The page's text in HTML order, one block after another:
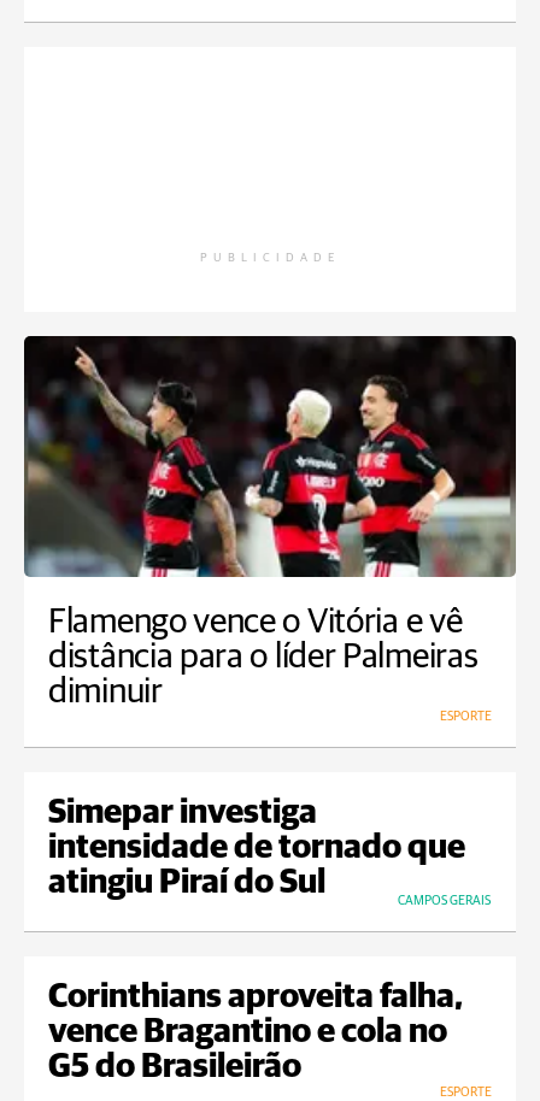
PUBLICIDADE
Flamengo vence o Vitória e vê
distância para o líder Palmeiras
diminuir
ESPORTE
Simepar investiga
intensidade de tornado que
atingiu Piraí do Sul
CAMPOS GERAIS
Corinthians aproveita falha,
vence Bragantino e cola no
G5 do Brasileirão
ESPORTE